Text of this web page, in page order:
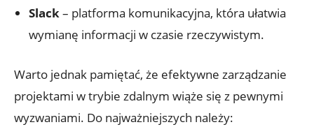
Slack– ⁢platforma komunikacyjna, która ułatwia
wymianę ⁤informacji w czasie rzeczywistym.
Warto jednak pamiętać,⁣ że efektywne zarządzanie
projektami w trybie zdalnym wiąże się z pewnymi⁣
wyzwaniami. Do najważniejszych ​należy: